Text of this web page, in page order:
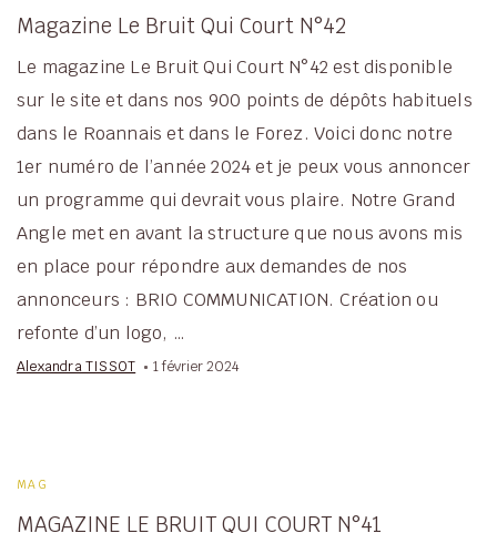
Magazine Le Bruit Qui Court N°42
Le magazine Le Bruit Qui Court N°42 est disponible
sur le site et dans nos 900 points de dépôts habituels
dans le Roannais et dans le Forez. Voici donc notre
1er numéro de l’année 2024 et je peux vous annoncer
un programme qui devrait vous plaire. Notre Grand
Angle met en avant la structure que nous avons mis
en place pour répondre aux demandes de nos
annonceurs : BRIO COMMUNICATION. Création ou
refonte d’un logo, …
Alexandra TISSOT 1 février 2024
MAG
MAGAZINE LE BRUIT QUI COURT N°41